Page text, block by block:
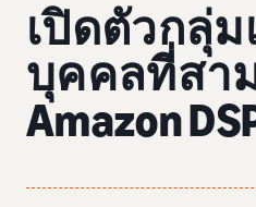
เปิดตัวกลุ่
บุคคลที่สา
Amazon